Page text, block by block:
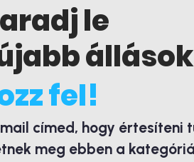
le
fel!
címed, hogy értesíteni
meg ebben a